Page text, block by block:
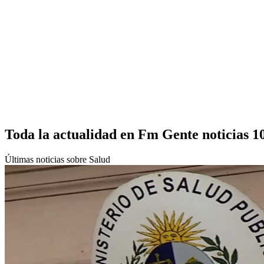
Toda la actualidad en Fm Gente noticias
Últimas noticias sobre Salud